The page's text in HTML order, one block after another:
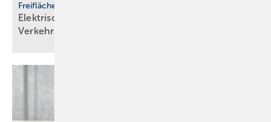
Freiflächenheizungen
Elektrische Heizsysteme unter­stützen bei
Ver­kehrs­siche­rungs­pflicht